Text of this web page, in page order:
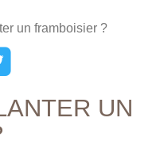
un framboisier ?
UN